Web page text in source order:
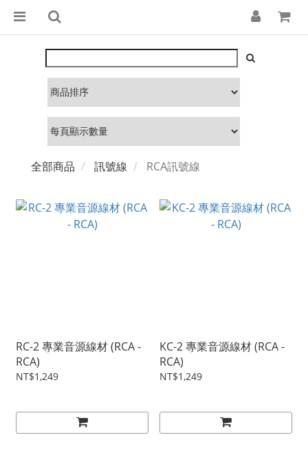
全部商品 訊號線 RCA訊號線
RC-2 專業音源線材 (RCA -
RCA)
NT$1,249
KC-2 專業音源線材 (RCA -
RCA)
NT$1,249